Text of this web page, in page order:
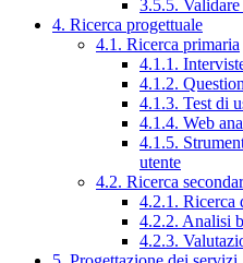
3.5.5.
4. Ricerca progettuale
4.1. Ricerca primaria
4.1.1.
4.1.2.
4.1.3. Test di
4.1.4. Web
4.1.5.
utente
4.2. Ricerca
4.2.1. Ricerca
4.2.2. Analisi
4.2.3.